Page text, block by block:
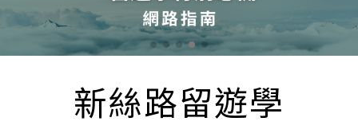
新絲路留遊學